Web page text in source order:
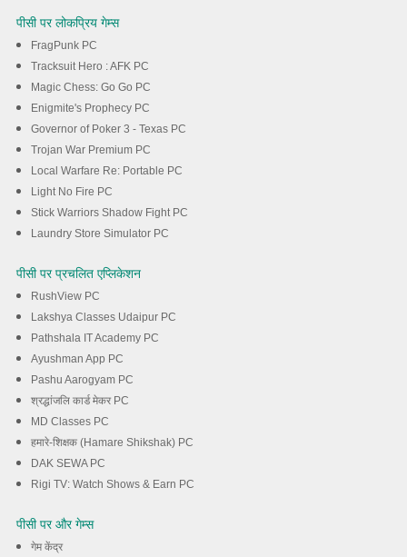
पीसी पर लोकप्रिय गेम्स
FragPunk PC
Tracksuit Hero : AFK PC
Magic Chess: Go Go PC
Enigmite's Prophecy PC
Governor of Poker 3 - Texas PC
Trojan War Premium PC
Local Warfare Re: Portable PC
Light No Fire PC
Stick Warriors Shadow Fight PC
Laundry Store Simulator PC
पीसी पर प्रचलित एप्लिकेशन
RushView PC
Lakshya Classes Udaipur PC
Pathshala IT Academy PC
Ayushman App PC
Pashu Aarogyam PC
श्रद्धांजलि कार्ड मेकर PC
MD Classes PC
हमारे-शिक्षक (Hamare Shikshak) PC
DAK SEWA PC
Rigi TV: Watch Shows & Earn PC
पीसी पर और गेम्स
गेम केंद्र